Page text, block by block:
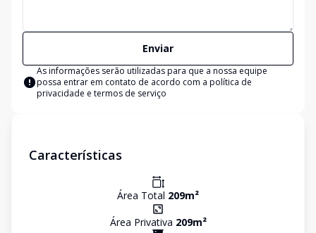
Enviar
As informações serão utilizadas para que a nossa equipe
possa entrar em contato de acordo com a política de
privacidade e termos de serviço
Características
Área Total 209m²
Área Privativa 209m²